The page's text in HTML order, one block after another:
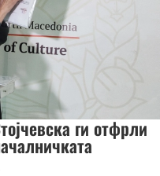
ги отфрли